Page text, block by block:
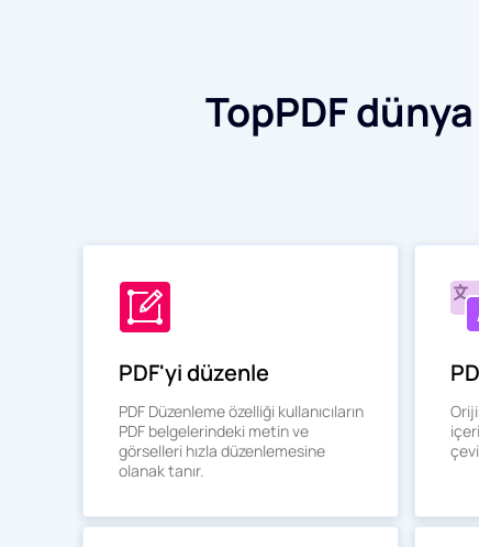
TopPDF
PDF'yi düzenle
PDF Düzenleme özelliği kullanıcıların
PDF belgelerindeki metin ve
görselleri hızla düzenlemesine
olanak tanır.